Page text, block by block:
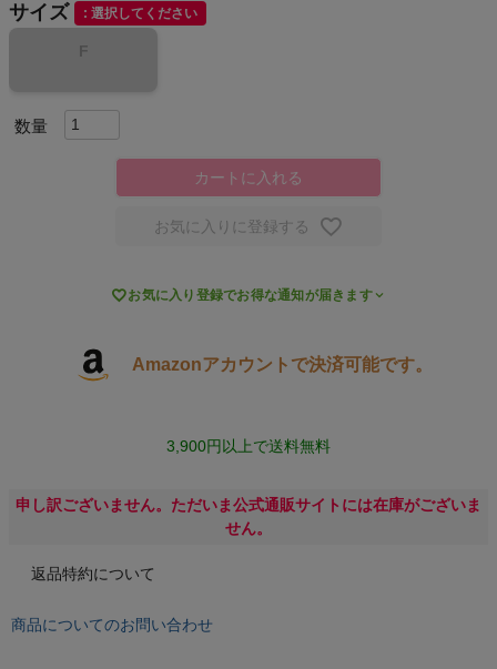
スポーツシューズ
もっと見る
もっと見る
インフィット INFIT
サイズ 選択してください
F
カートに入れる
お気に入りに登録する
お気に入り登録でお得な通知が届きます
Amazonアカウントで決済可能です。
3,900円以上で送料無料
申し訳ございません。ただいま公式通販サイトには在庫がございま
せん。
返品特約について
商品についてのお問い合わせ